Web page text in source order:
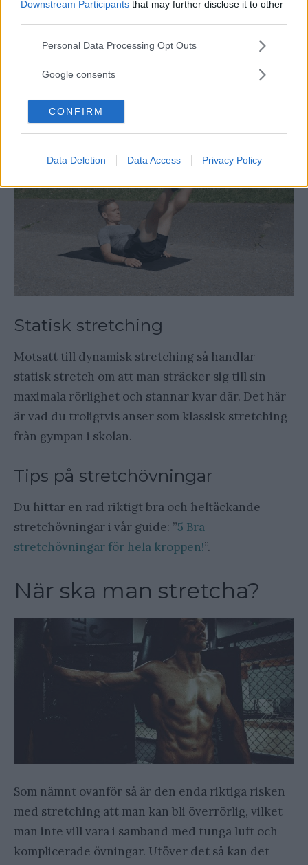
Downstream Participants that may further disclose it to other
Please note that this website/app uses one or more Google
not limited to your visit or usage behaviour. You may click to
use your data for below specified purposes in below Google
consent section.
Personal Data Processing Opt Outs
Google consents
CONFIRM
Data Deletion Data Access Privacy Policy
Dynamisk stretching
Dynamisk stretching handlar om att hela tiden
vara rörlig i övningarna. I GIFen nedanför ser du
ett bra exempel på en dynamisk stretchövning:
Statisk stretching
Motsatt till dynamisk stretching så handlar
statisk stretch om att man sträcker sig till sin
maximala rörlighet och stannar kvar där. Det här
är vad du troligtvis anser som klassisk stretching
från gympan i skolan.
Tips på stretchövningar
Du hittar en rad riktigt bra och heltäckande
stretchövningar i vår guide: ”5 Bra
stretchövningar för hela kroppen!”.
När ska man stretcha?
Som nämnt ovanför så är den enda riktiga risken
med stretching att man kan bli överrörlig, vilket
man inte vill vara i samband med tunga luft och
komplicerade övningar. Utöver det så kan det